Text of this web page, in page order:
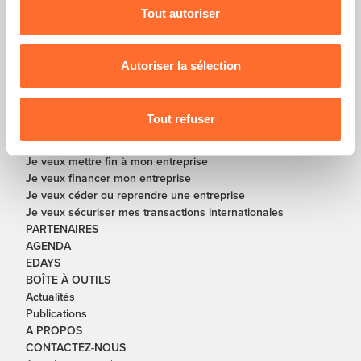
nous utilisons lescookies et sommes amenés à traiter
vos données personnelles, vous pouvez consulter notre
protection des données personnelles.
Tout autoriser
Autoriser la sélection
Tout refuser
En partenariat avec
SOLUTIONS
Je veux créer ou re-créer une entreprise
Je veux développer ou redresser mon entreprise
Je veux digitaliser mon entreprise
Je veux mettre fin à mon entreprise
Je veux financer mon entreprise
Je veux céder ou reprendre une entreprise
Je veux sécuriser mes transactions internationales
PARTENAIRES
AGENDA
EDAYS
BOÎTE À OUTILS
Actualités
Publications
A PROPOS
CONTACTEZ-NOUS